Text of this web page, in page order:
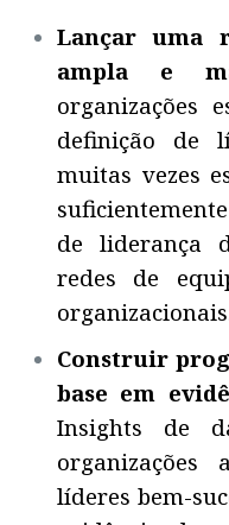
Lançar uma
ampla e
organizações
definição de
muitas vezes
de liderança
redes de
Construir
base em
Insights de
líderes bem-